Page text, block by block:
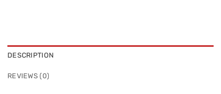
DESCRIPTION
REVIEWS (0)